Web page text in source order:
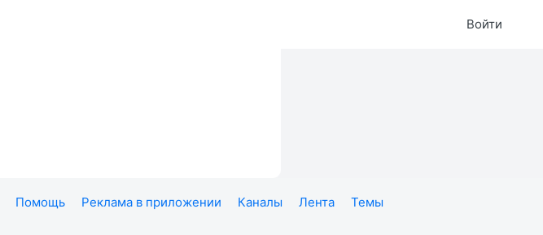
Войти
Помощь Реклама в приложении Каналы Лента
Темы